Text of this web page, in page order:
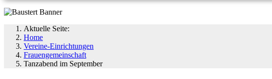
Aktuelle Seite:
Home
Vereine-Einrichtungen
Frauengemeinschaft
Tanzabend im September